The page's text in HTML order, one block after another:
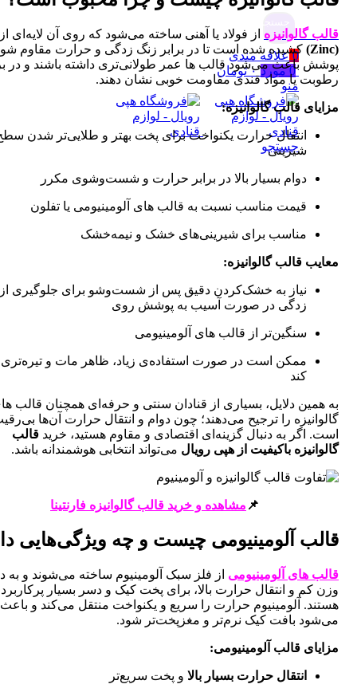
0 علاقه مندی
0 مورد ۰ تومان
منو
جستجو
از فولاد یا آهنی ساخته می‌شود که روی آن لایه‌ای ازروی
کشیده شده است تا در برابر زنگ زدگی و حرارت مقاوم شود. این
باعث می‌شود قالب ها عمر طولانی‌تری داشته باشند و در برابر
یا مواد قندی مقاومت خوبی نشان دهند.
قالب گالوانیزه:
انتقال حرارت یکنواخت برای پخت بهتر و طلایی‌تر شدن سطح
دوام بسیار بالا در برابر حرارت و شست‌وشوی مکرر
قیمت مناسب نسبت به قالب های آلومینیومی یا تفلون
مناسب برای شیرینی‌های خشک و نیمه‌خشک
قالب گالوانیزه:
نیاز به خشک‌کردن دقیق پس از شست‌وشو برای جلوگیری از زنگ
زدگی در صورت آسیب به پوشش روی
سنگین‌تر از قالب های آلومینیومی
ممکن است در صورت استفاده‌ی زیاد، ظاهر مات و تیره‌تری پیدا
دلایل، بسیاری از قنادان سنتی و حرفه‌ای همچنان قالب های
را ترجیح می‌دهند؛ چون دوام و انتقال حرارت آن‌ها بی‌رقیب
به دنبال گزینه‌ای اقتصادی و مقاوم هستید، خریدقالب
باکیفیت از هپی رویالمی‌تواند انتخابی هوشمندانه باشد.
مشاهده و خرید قالب گالوانیزه فارنتینا
آلومینیومی چیست و چه ویژگی‌هایی دارد؟
های آلومینیومیاز فلز سبک آلومینیوم ساخته می‌شوند و به دلیل
و انتقال حرارت بالا، برای پخت کیک و دسر بسیار پرکاربرد
آلومینیوم حرارت را سریع و یکنواخت منتقل می‌کند و باعث
بافت کیک نرم‌تر و مغزپخت‌تر شود.
قالب آلومینیومی:
انتقال حرارت بسیار بالاو پخت سریع‌تر